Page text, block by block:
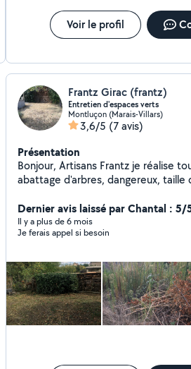
Voir le profil
Frantz Girac (frantz)
Entretien d'espaces verts
Montluçon (Marais-Villars)
3,6/5 (7 avis)
Présentation
Bonjour, Artisans Frantz je réalise tous Taille d'arbres,
abattage d'arbres, dangereux, taille
déchets vos travaux nettoyage de
de façade dallage petits. Travaux de
gratuit. Je suis un professionnel de
N'hésitez t'es pas à me contacter
renseignements aux 06/02/39 0011
Dernier avis laissé par Chantal : 5/
Il y a plus de 6 mois
Je ferais appel si besoin